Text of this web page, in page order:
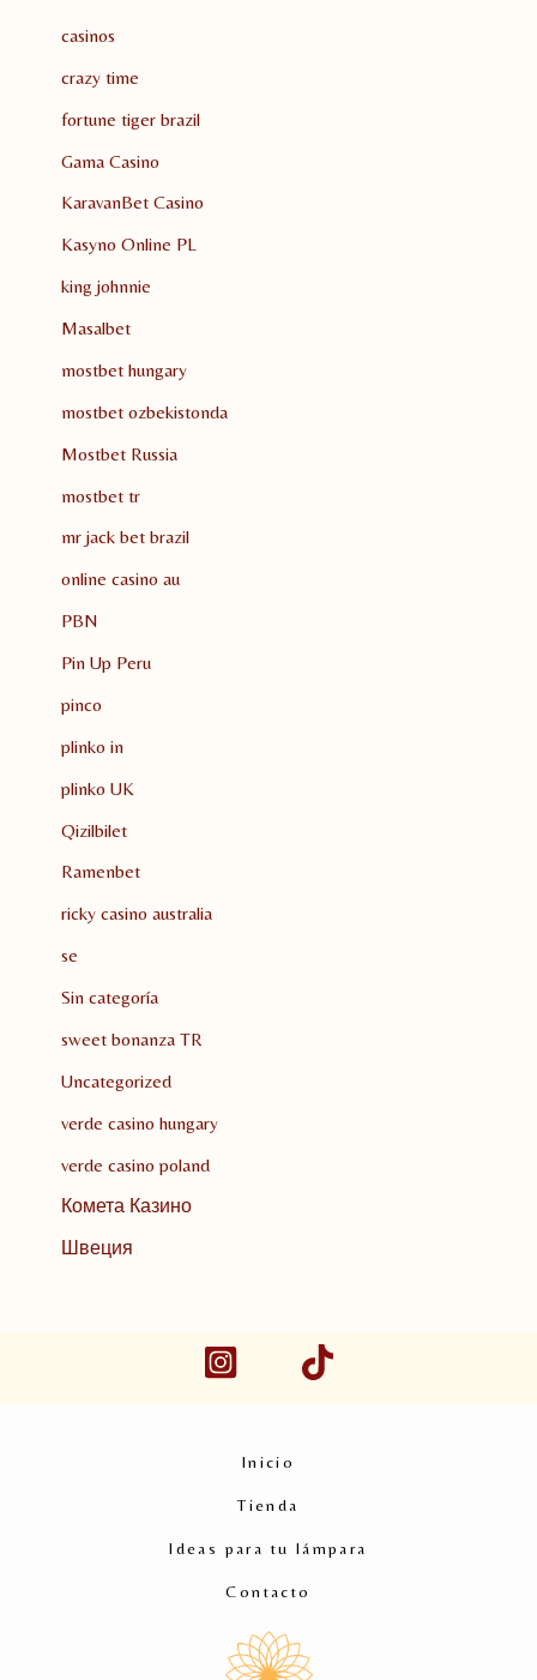
casinos
crazy time
fortune tiger brazil
Gama Casino
KaravanBet Casino
Kasyno Online PL
king johnnie
Masalbet
mostbet hungary
mostbet ozbekistonda
Mostbet Russia
mostbet tr
mr jack bet brazil
online casino au
PBN
Pin Up Peru
pinco
plinko in
plinko UK
Qizilbilet
Ramenbet
ricky casino australia
se
Sin categoría
sweet bonanza TR
Uncategorized
verde casino hungary
verde casino poland
Комета Казино
Швеция
Inicio
Tienda
Ideas para tu lámpara
Contacto